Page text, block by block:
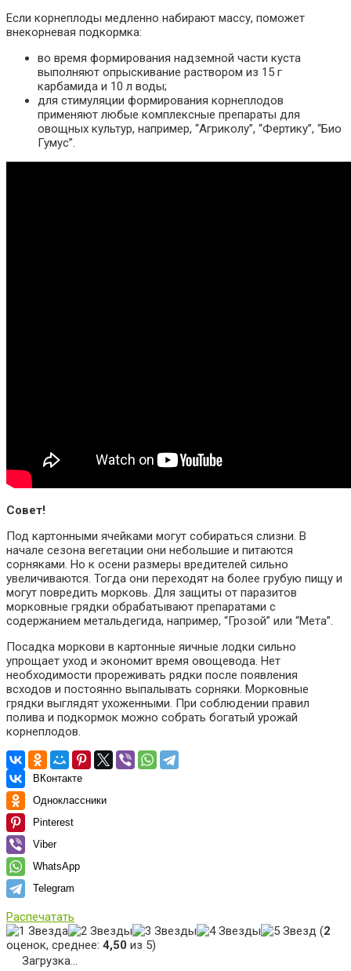
Если корнеплоды медленно набирают массу, поможет
внекорневая подкормка:
во время формирования надземной части куста
выполняют опрыскивание раствором из 15 г
карбамида и 10 л воды;
для стимуляции формирования корнеплодов
применяют любые комплексные препараты для
овощных культур, например, “Агриколу”, “Фертику”, “Био
Гумус”.
Совет!
Под картонными ячейками могут собираться слизни. В
начале сезона вегетации они небольшие и питаются
сорняками. Но к осени размеры вредителей сильно
увеличиваются. Тогда они переходят на более грубую пищу и
могут повредить морковь. Для защиты от паразитов
морковные грядки обрабатывают препаратами с
содержанием метальдегида, например, “Грозой” или “Мета”.
Посадка моркови в картонные яичные лодки сильно
упрощает уход и экономит время овощевода. Нет
необходимости прореживать рядки после появления
всходов и постоянно выпалывать сорняки. Морковные
грядки выглядят ухоженными. При соблюдении правил
полива и подкормок можно собрать богатый урожай
корнеплодов.
ВКонтакте
Одноклассники
Pinterest
Viber
WhatsApp
Telegram
Распечатать
(2
оценок, среднее: 4,50 из 5)
Загрузка...